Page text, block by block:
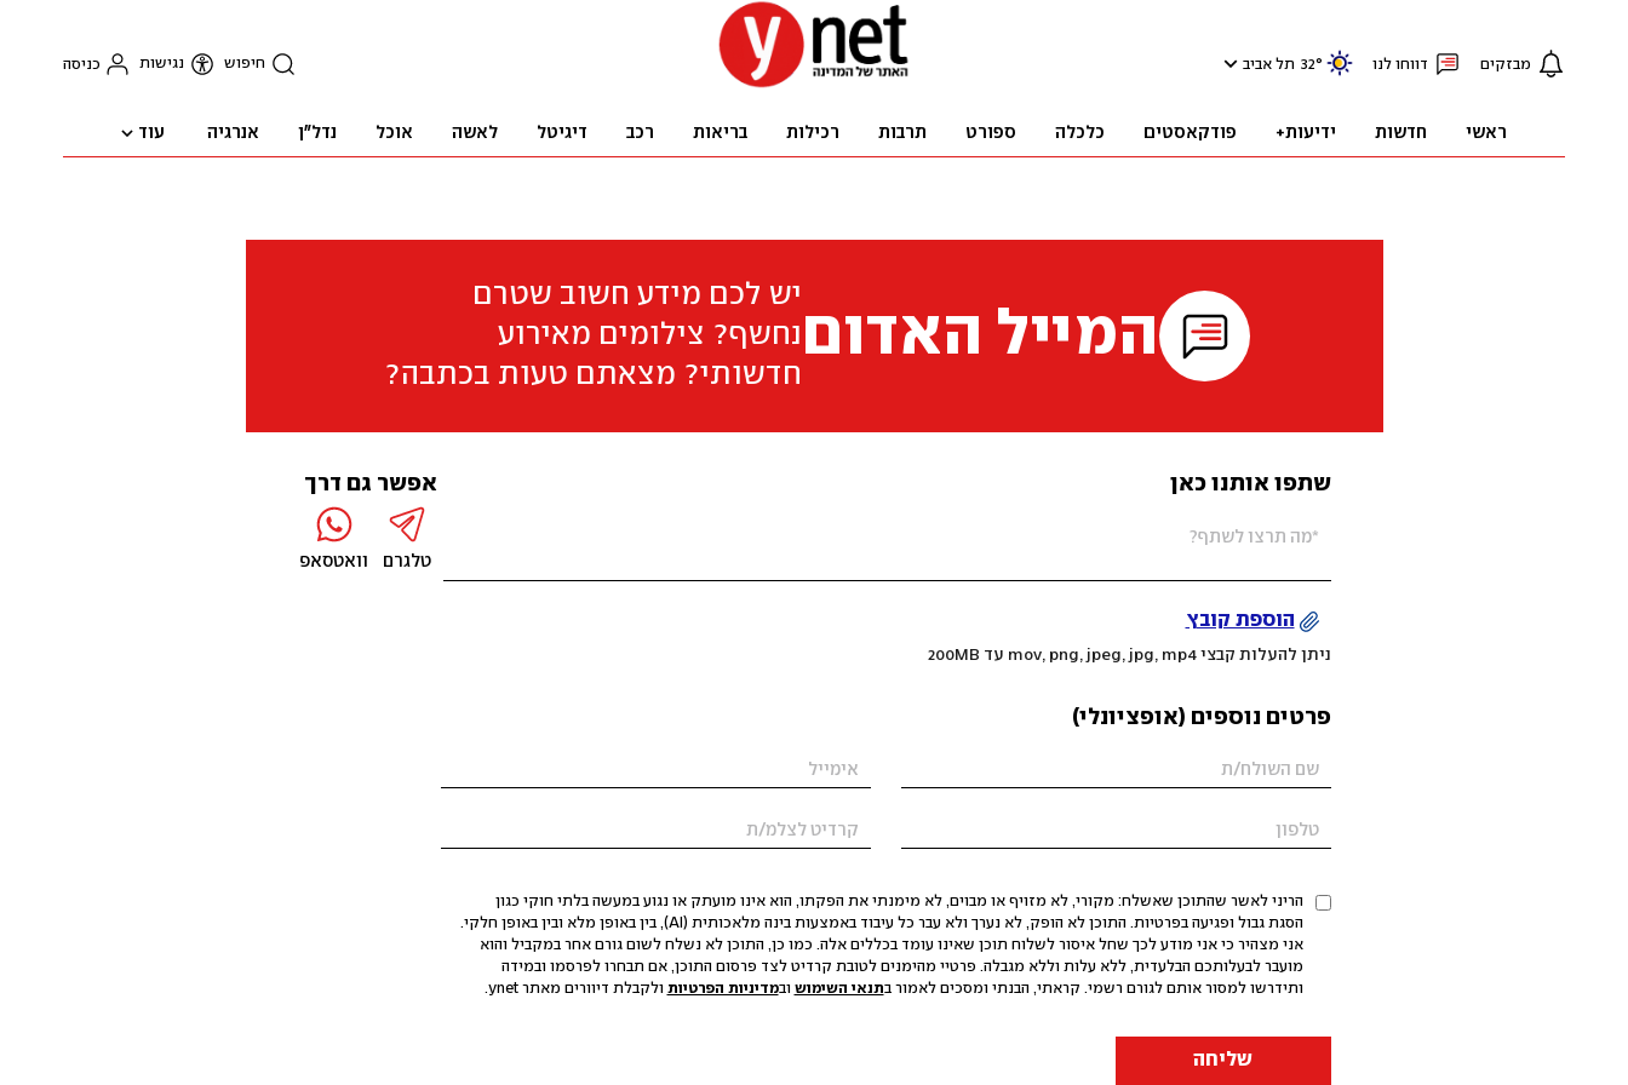
מבזקים דווחו לנו 32° תל אביב חיפוש נגישות כניסה
ראשי חדשות ידיעות+ פודקאסטים כלכלה ספורט תרבות רכילות בריאות רכב דיגיטל לאשה אוכל נדל"ן אנרגיה עוד
המייל האדום
יש לכם מידע חשוב שטרם
נחשף? צילומים מאירוע
חדשותי? מצאתם טעות בכתבה?
שתפו אותנו כאן
הוספת קובץ
ניתן להעלות קבצי mov, png, jpeg, jpg, mp4 עד 200MB
פרטים נוספים (אופציונלי)
הריני לאשר שהתוכן שאשלח: מקורי, לא מזויף או מבוים, לא מימנתי את הפקתו, הוא אינו מועתק או נגוע במעשה בלתי חוקי כגון
הסגת גבול ופגיעה בפרטיות. התוכן לא הופק, לא נערך ולא עבר כל עיבוד באמצעות בינה מלאכותית (AI), בין באופן מלא ובין באופן חלקי.
אני מצהיר כי אני מודע לכך שחל איסור לשלוח תוכן שאינו עומד בכללים אלה. כמו כן, התוכן לא נשלח לשום גורם אחר במקביל והוא
מועבר לבעלותכם הבלעדית, ללא עלות וללא מגבלה. פרטיי מהימנים לטובת קרדיט לצד פרסום התוכן, אם תבחרו לפרסמו ובמידה
ותידרשו למסור אותם לגורם רשמי. קראתי, הבנתי ומסכים לאמור בתנאי השימוש ובמדיניות הפרטיות ולקבלת דיוורים מאתר ynet.
שליחה
אפשר גם דרך
טלגרם וואטסאפ